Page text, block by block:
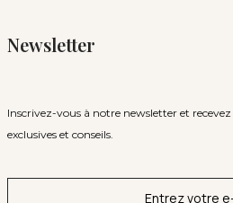
Newsletter
Inscrivez-vous à notre newsletter et
exclusives et conseils.